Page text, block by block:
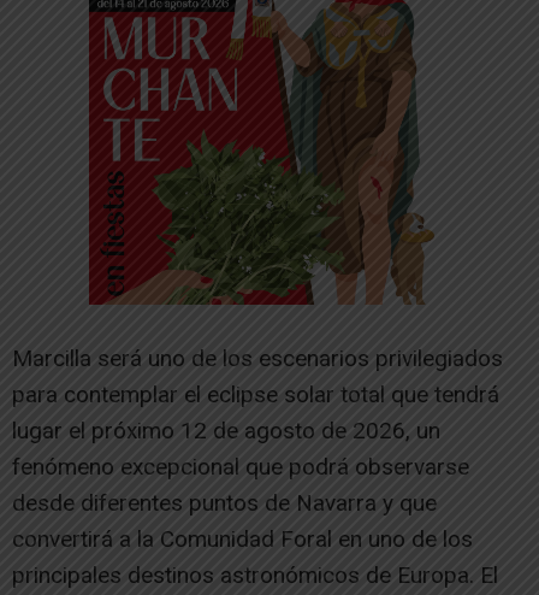
Marcilla será uno de los escenarios privilegiados
para contemplar el eclipse solar total que tendrá
lugar el próximo 12 de agosto de 2026, un
fenómeno excepcional que podrá observarse
desde diferentes puntos de Navarra y que
convertirá a la Comunidad Foral en uno de los
principales destinos astronómicos de Europa. El